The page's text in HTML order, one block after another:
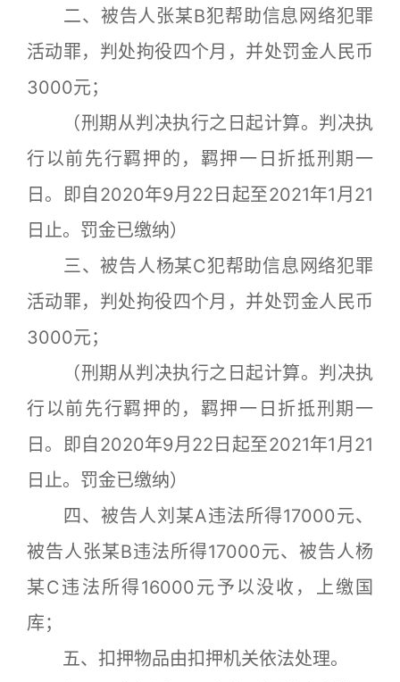
二、被告人张某B犯帮助信息网络犯罪
活动罪，判处拘役四个月，并处罚金人民币
3000元；
（刑期从判决执行之日起计算。判决执
行以前先行羁押的，羁押一日折抵刑期一
日。即自2020年9月22日起至2021年1月21
日止。罚金已缴纳）
三、被告人杨某C犯帮助信息网络犯罪
活动罪，判处拘役四个月，并处罚金人民币
3000元；
（刑期从判决执行之日起计算。判决执
行以前先行羁押的，羁押一日折抵刑期一
日。即自2020年9月22日起至2021年1月21
日止。罚金已缴纳）
四、被告人刘某A违法所得17000元、
被告人张某B违法所得17000元、被告人杨
某C违法所得16000元予以没收，上缴国
库；
五、扣押物品由扣押机关依法处理。